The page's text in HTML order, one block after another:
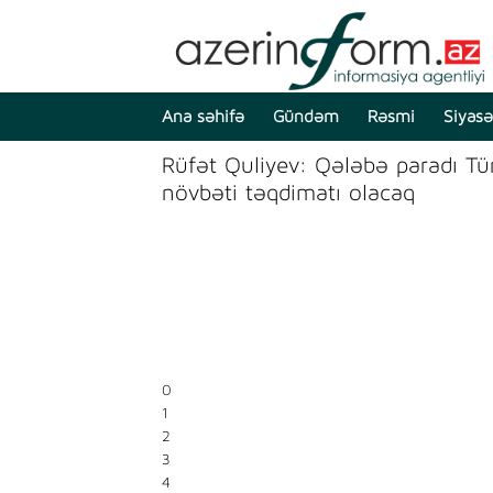
Ana səhifə Gündəm Rəsmi
Rüfət Quliyev: Qələbə paradı
növbəti təqdimatı olacaq
0
1
2
3
4